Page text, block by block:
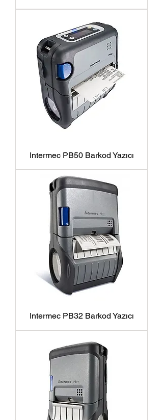
Intermec PB50 Barkod Yazıcı
Intermec PB32 Barkod Yazıcı